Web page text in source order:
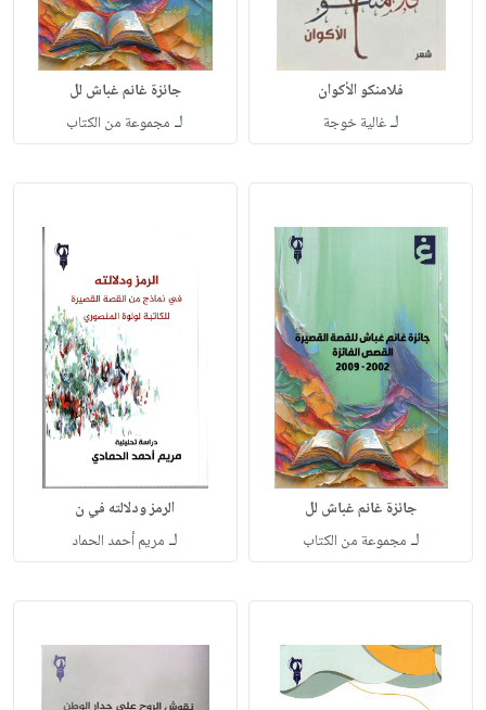
فلامنكو الأكوان
لـغالية خوجة
جائزة غانم غباش لل
لـ مجموعة من الكتاب
جائزة غانم غباش لل
لـ مجموعة من الكتاب
الرمز ودلالته في ن
لـ مريم أحمد الحماد